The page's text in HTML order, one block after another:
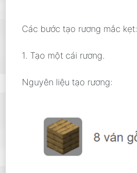
Các bước tạo rương mắc kẹt:
1. Tạo một cái rương.
Nguyên liệu tạo rương: